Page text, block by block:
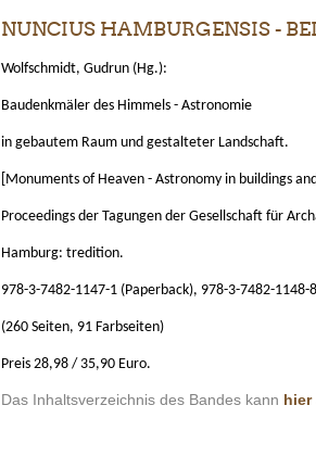
NUNCIUS HAMBURGENSIS -
Wolfschmidt, Gudrun (Hg.):
Baudenkmäler des Himmels - Astronomie
in gebautem Raum und gestalteter Landschaft.
[Monuments of Heaven - Astronomy in buildings
Proceedings der Tagungen der Gesellschaft für
Hamburg: tredition.
978-3-7482-1147-1 (Paperback), 978-3-7482-1148-
(260 Seiten, 91 Farbseiten)
Preis 28,98 / 35,90 Euro.
Das Inhaltsverzeichnis des Bandes kann hier